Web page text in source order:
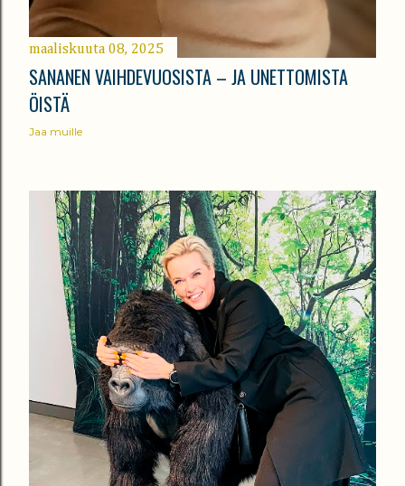
maaliskuuta 08, 2025
SANANEN VAIHDEVUOSISTA – JA UNETTOMISTA
ÖISTÄ
Jaa muille